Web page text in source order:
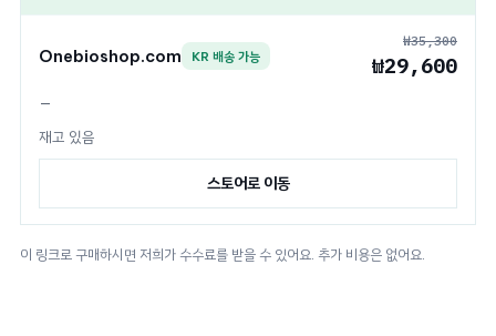
Onebioshop.com KR 배송 가능
—
재고 있음
₩35,300
₩29,600
스토어로 이동
이 링크로 구매하시면 저희가 수수료를 받을 수 있어요. 추가 비용은 없어요.